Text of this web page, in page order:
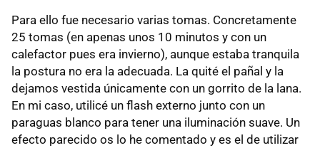
Para ello fue necesario varias tomas. Concretamente
25 tomas (en apenas unos 10 minutos y con un
calefactor pues era invierno), aunque estaba tranquila
la postura no era la adecuada. La quité el pañal y la
dejamos vestida únicamente con un gorrito de la lana.
En mi caso, utilicé un flash externo junto con un
paraguas blanco para tener una iluminación suave. Un
efecto parecido os lo he comentado y es el de utilizar